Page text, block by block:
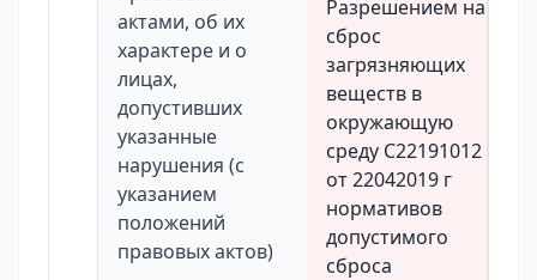
актами, об их
характере и о
лицах,
допустивших
указанные
нарушения (с
указанием
положений
правовых актов)
Разрешением на
сброс
загрязняющих
веществ в
окружающую
среду C22191012
от 22042019 г
нормативов
допустимого
сброса